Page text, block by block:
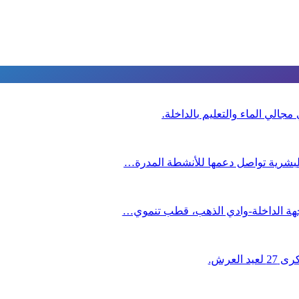
الماء والتعليم بالداخلة.
البشرية تواصل دعمها للأنشطة المدرة…
الداخلة-وادي الذهب، قطب تنموي…